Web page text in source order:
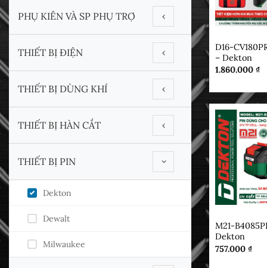
PHỤ KIÊN VÀ SP PHỤ TRỢ ‹
Adapter
Bánh Cao Su
Máy CHÀ NHÁM
THIẾT BỊ ĐIỆN ‹
DCA
DEKTON
MAKITA
THIẾT BỊ DÙNG KHÍ ‹
Dynabrade
Kuani
THIẾT BỊ HÀN CẮT ‹
Thiết Bị Cắt - Phụ Kiện
Thiết Bị Hàn - Phụ Kiên
THIẾT BỊ PIN ‹
Dekton
Dewalt
Milwaukee
D16-
– Dekton
1.860.000 ₫
M21-
Dekton
757.000 ₫